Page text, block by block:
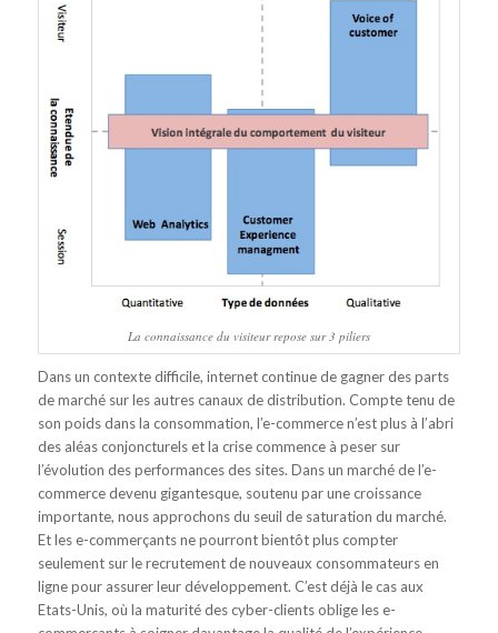
La connaissance du visiteur repose sur 3 piliers
Dans un contexte difficile, internet continue de gagner des parts
de marché sur les autres canaux de distribution. Compte tenu de
son poids dans la consommation, l’e-commerce n’est plus à l’abri
des aléas conjoncturels et la crise commence à peser sur
l’évolution des performances des sites. Dans un marché de l’e-
commerce devenu gigantesque, soutenu par une croissance
importante, nous approchons du seuil de saturation du marché.
Et les e-commerçants ne pourront bientôt plus compter
seulement sur le recrutement de nouveaux consommateurs en
ligne pour assurer leur développement. C’est déjà le cas aux
Etats-Unis, où la maturité des cyber-clients oblige les e-